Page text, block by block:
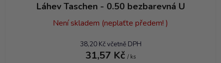
Láhev Taschen - 0.50 bezbarevná U
Není skladem (neplaťte předem! )
38,20 Kč včetně DPH
31,57 Kč / ks